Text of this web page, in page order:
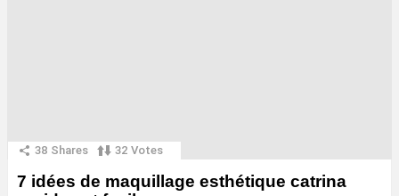
38 Shares 32 Votes
7 idées de maquillage esthétique catrina